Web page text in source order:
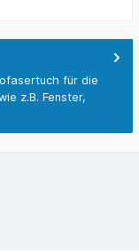
für die
z.B. Fenster,